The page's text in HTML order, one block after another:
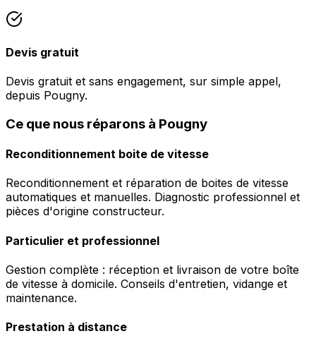
Devis gratuit
Devis gratuit et sans engagement, sur simple appel,
depuis Pougny.
Ce que nous réparons à Pougny
Reconditionnement boite de vitesse
Reconditionnement et réparation de boites de vitesse
automatiques et manuelles. Diagnostic professionnel et
pièces d'origine constructeur.
Particulier et professionnel
Gestion complète : réception et livraison de votre boîte
de vitesse à domicile. Conseils d'entretien, vidange et
maintenance.
Prestation à distance